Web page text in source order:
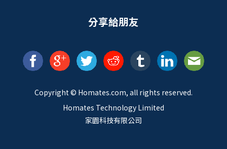
分享給朋友
Copyright © Homates.com, all rights reserved.
Homates Technology Limited
家園科技有限公司